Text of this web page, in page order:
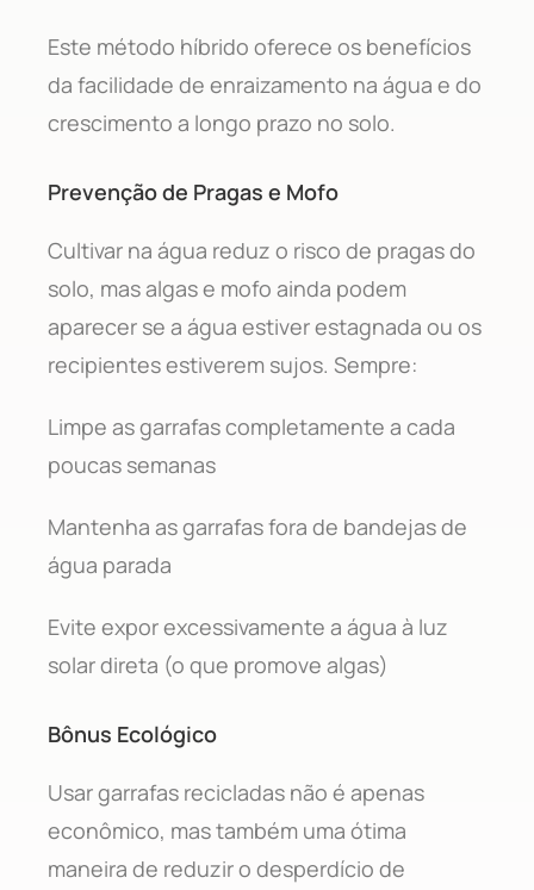
Este método híbrido oferece os benefícios
da facilidade de enraizamento na água e do
crescimento a longo prazo no solo.
Prevenção de Pragas e Mofo
Cultivar na água reduz o risco de pragas do
solo, mas algas e mofo ainda podem
aparecer se a água estiver estagnada ou os
recipientes estiverem sujos. Sempre:
Limpe as garrafas completamente a cada
poucas semanas
Mantenha as garrafas fora de bandejas de
água parada
Evite expor excessivamente a água à luz
solar direta (o que promove algas)
Bônus Ecológico
Usar garrafas recicladas não é apenas
econômico, mas também uma ótima
maneira de reduzir o desperdício de